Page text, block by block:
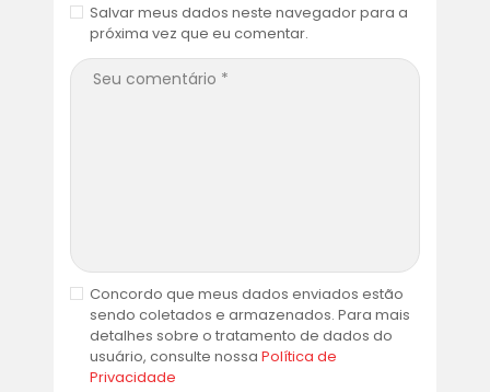
Salvar meus dados neste navegador para a
próxima vez que eu comentar.
Concordo que meus dados enviados estão
sendo coletados e armazenados. Para mais
detalhes sobre o tratamento de dados do
usuário, consulte nossaPolítica de
Privacidade